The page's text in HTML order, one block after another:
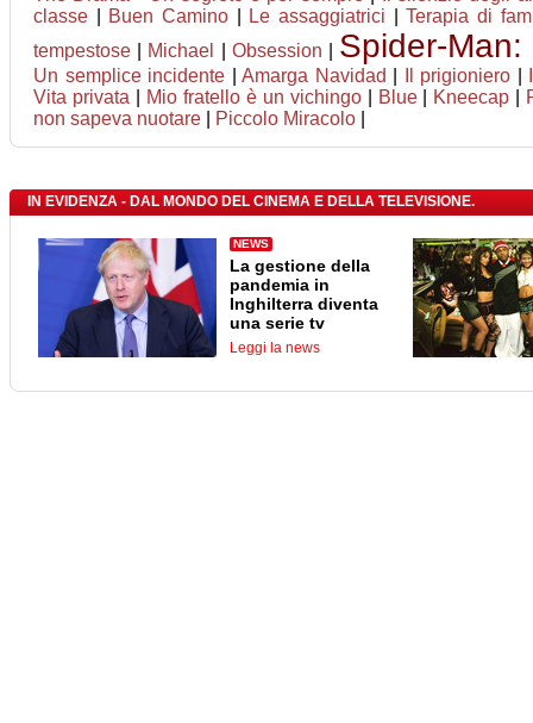
classe
Buen Camino Le assaggiatrici |Terapia di
tempestose
Michael Obsession Spider-
Un semplice incidente Amarga Navidad Il prigioniero
Vita privata
Mio fratello è un vichingo| Blue| Kneecap
non sapeva nuotare
Piccolo Miracolo
IN EVIDENZA - DAL MONDO DEL CINEMA E DELLA TELEVISIONE.
NEWS
La gestione della
pandemia in
Inghilterra diventa
una serie tv
Leggi la news